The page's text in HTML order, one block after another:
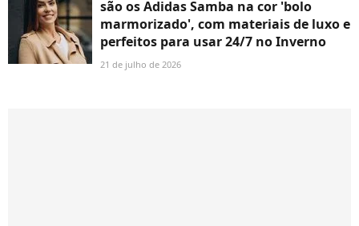
são os Adidas Samba na cor 'bolo
marmorizado', com materiais de luxo e
perfeitos para usar 24/7 no Inverno
21 de julho de 2026